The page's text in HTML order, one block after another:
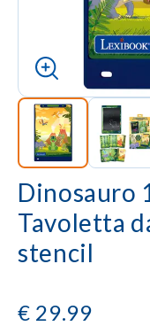
Dinosauro
Tavoletta
stencil
€ 29.99